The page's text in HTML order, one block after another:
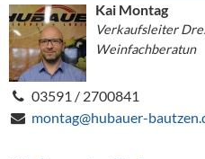
Kai Montag
Verkaufsleiter
Weinfachberatun
03591 / 2700841
montag@hubauer-